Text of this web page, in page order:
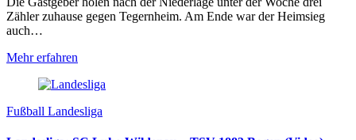
Zähler zuhause gegen Tegernheim. Am Ende war der Heimsieg
auch…
Mehr erfahren
Fußball Landesliga